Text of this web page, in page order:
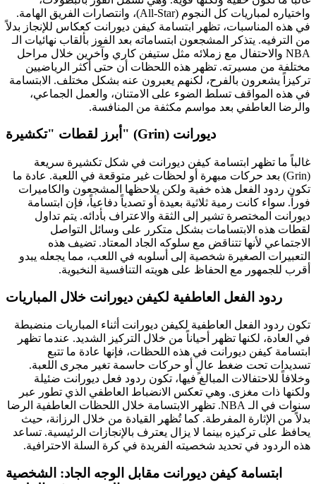
واختياره لمباريات كل النجوم (All-Star)، وانتصارات الفريق الهامة.
في هذه المناسبات، تظهر ابتسامة كيفن ديورانت كعكاس للإنجاز بدلاً
من الترفيه. يتذكر المشجعون ابتساماته بعد الفوز بألقاب نهائيات الـ
NBA والاحتفال مع زملائه مثل ستيفن كاري وآخرين خلال مراحل
مختلفة من مسيرته. تظهر هذه اللحظات أن حتى أكثر الرياضيين
تركيزاً يشعرون بالفرح، لكنهم يعبرون عنه بشكل مختلف. الابتسامة
في هذه المواقف تسلط الضوء على الامتنان، والعمل الجماعي،
والرضا العاطفي بعد مواسم مكثفة من المنافسة.
أبرز لقطات "تكشيرة" (Grin) ديورانت
غالباً ما تظهر ابتسامة كيفن ديورانت في شكل تكشيرة سريعة
(Grin) بعد حركات مبهرة أو لحظات غير متوقعة في اللعبة. عادة ما
تكون ردود الفعل هذه خفية ولكن يلاحظها المشجعون والكاميرات
فوراً. سواء كانت رمية ثلاثية بعيدة أو تصدياً دفاعياً، فإن ابتسامة
ديورانت المختصرة تشير إلى الثقة والاعتراف بأدائه. يتم تداول
لقطات هذه الابتسامات بشكل متكرر على وسائل التواصل
الاجتماعي لأنها تتناقض مع سلوكه الجاد المعتاد. تضيف هذه
التعبيرات الصغيرة شخصية إلى أسلوبه في اللعب، مما يجعله يبدو
أقرب للجمهور مع الحفاظ على هويته التنافسية النخبوية.
ردود الفعل العاطفية لكيفن ديورانت خلال المباريات
تكون ردود الفعل العاطفية لكيفن ديورانت أثناء المباريات منضبطة
في العادة، لكنها تظهر أحياناً من خلال التركيز الشديد. عندما تظهر
ابتسامة كيفن ديورانت في هذه اللحظات، فإنها عادة ما تتبع
تسديدات تحت ضغط عالٍ أو حركات حاسمة تغير مجرى اللعبة.
وخلافاً للاحتفالات المبالغ فيها، تكون ردود فعل ديورانت ضئيلة
ولكنها ذات مغزى. وهي تعكس الانضباط العاطفي الذي تطور عبر
سنوات في الـ NBA. تظهر الابتسامة خلال اللحظات العاطفية الرضا
بدلاً من الإثارة المفرطة. كما تُظهر القيادة من خلال الرزانة، حيث
يحافظ على تركيزه بينما لا يزال يعترف بالإنجازات الرئيسية. تساعد
هذه الردود في تحديد شخصيته الفريدة في كرة السلة الاحترافية.
ابتسامة كيفن ديورانت مقابل الوجه الجاد: الشخصية